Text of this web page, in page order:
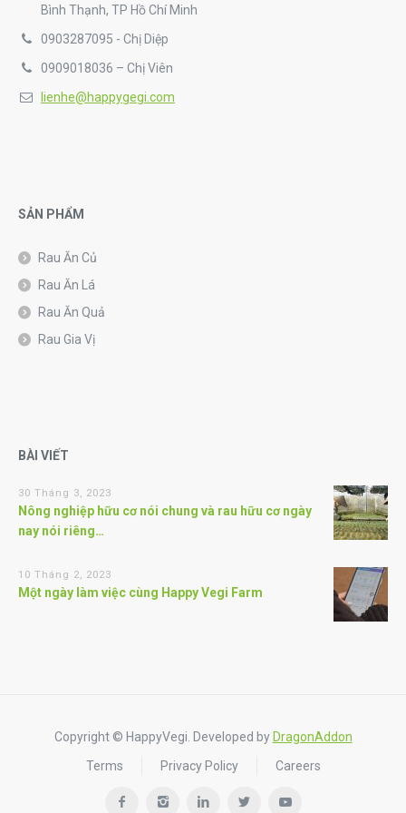
Bình Thạnh, TP Hồ Chí Minh
0903287095 - Chị Diệp
0909018036 – Chị Viên
lienhe@happygegi.com
SẢN PHẨM
Rau Ăn Củ
Rau Ăn Lá
Rau Ăn Quả
Rau Gia Vị
BÀI VIẾT
30 Tháng 3, 2023
Nông nghiệp hữu cơ nói chung và rau hữu cơ ngày
nay nói riêng…
10 Tháng 2, 2023
Một ngày làm việc cùng Happy Vegi Farm
Copyright © HappyVegi. Developed by DragonAddon
Terms
Privacy Policy Careers